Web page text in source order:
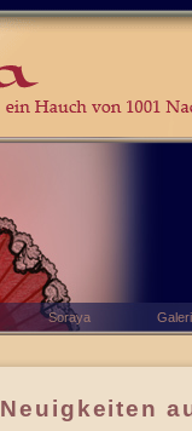
Neuigkeiten
Soraya